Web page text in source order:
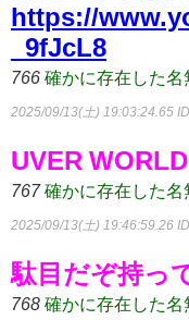
https://
_9fJcL8
766 確かに存在した名
2025/09/13(土) 19:03:24.65
UVER WORLD
767 確かに存在した名
2025/09/13(土) 19:46:59.26
駄目だぞ持っ
768 確かに存在した名